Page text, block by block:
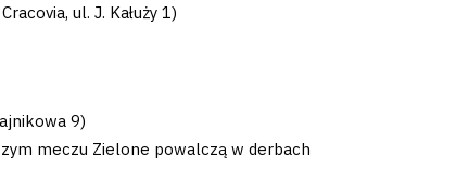
ul. J. Kałuży 1)
9)
meczu Zielone powalczą w derbach